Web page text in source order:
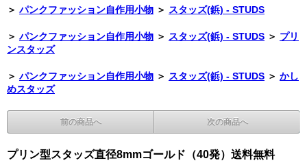
＞ パンクファッション自作用小物 ＞ スタッズ(鋲) - STUDS
＞ パンクファッション自作用小物 ＞ スタッズ(鋲) - STUDS ＞ プリ
ンスタッズ
＞ パンクファッション自作用小物 ＞ スタッズ(鋲) - STUDS ＞ かし
めスタッズ
前の商品へ 次の商品へ
プリン型スタッズ直径8mmゴールド（40発）送料無料